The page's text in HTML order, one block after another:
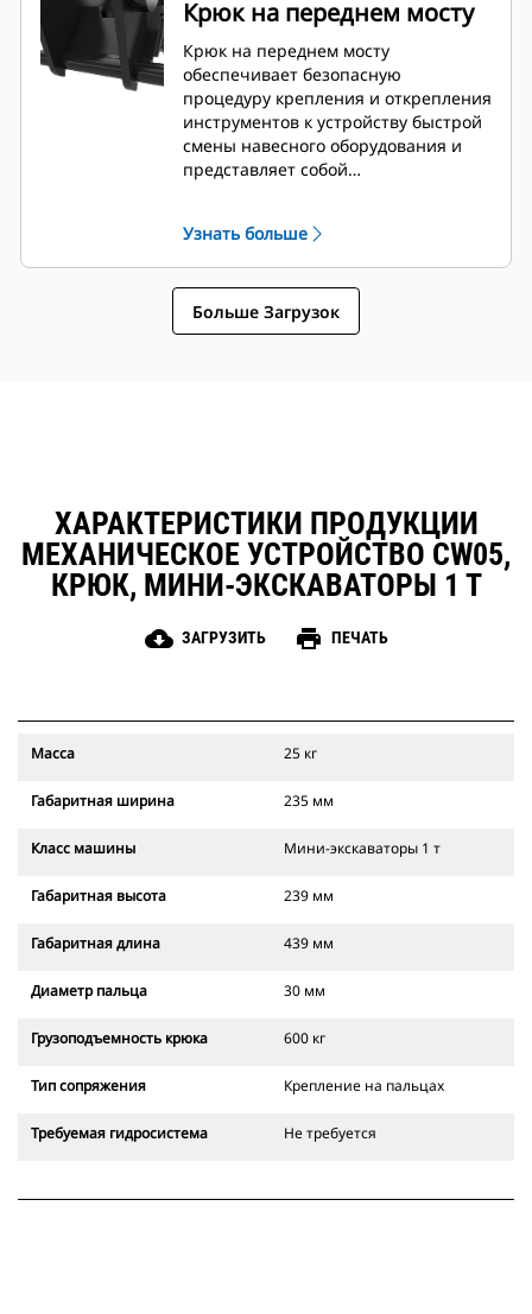
Крюк на переднем мосту
Крюк на переднем мосту
обеспечивает безопасную
процедуру крепления и открепления
инструментов к устройству быстрой
смены навесного оборудования и
представляет собой
инструмента.
Узнать больше
Больше Загрузок
ХАРАКТЕРИСТИКИ ПРОДУКЦИИ
МЕХАНИЧЕСКОЕ УСТРОЙСТВО CW05,
КРЮК, МИНИ-ЭКСКАВАТОРЫ 1 Т
cloud_download ЗАГРУЗИТЬ print ПЕЧАТЬ
Масса 25 кг
Габаритная ширина 235 мм
Класс машины Мини-экскаваторы 1 т
Габаритная высота 239 мм
Габаритная длина 439 мм
Диаметр пальца 30 мм
Грузоподъемность крюка 600 кг
Тип сопряжения Крепление на пальцах
Требуемая гидросистема Не требуется